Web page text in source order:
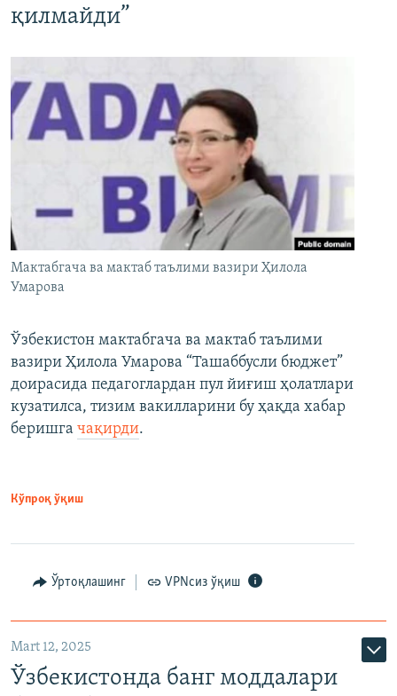
қилмайди”
Мактабгача ва мактаб таълими вазири Ҳилола
Умарова
Ўзбекистон мактабгача ва мактаб таълими
вазири Ҳилола Умарова “Ташаббусли бюджет”
доирасида педагоглардан пул йиғиш ҳолатлари
кузатилса, тизим вакилларини бу ҳақда хабар
беришга чақирди.
Кўпроқ ўқиш
Ўртоқлашинг VPNсиз ўқиш
Mart 12, 2025
Ўзбекистонда банг моддалари